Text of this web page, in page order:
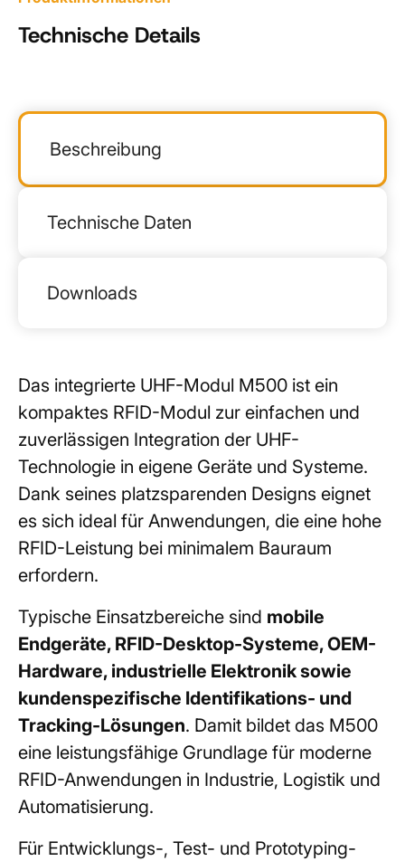
Technische Details
Beschreibung
Technische Daten
Downloads
Das integrierte UHF-Modul M500 ist ein
kompaktes RFID-Modul zur einfachen und
zuverlässigen Integration der UHF-
Technologie in eigene Geräte und Systeme.
Dank seines platzsparenden Designs eignet
es sich ideal für Anwendungen, die eine hohe
RFID-Leistung bei minimalem Bauraum
erfordern.
Typische Einsatzbereiche sind mobile
Endgeräte, RFID-Desktop-Systeme, OEM-
Hardware, industrielle Elektronik sowie
kundenspezifische Identifikations- und
Tracking-Lösungen. Damit bildet das M500
eine leistungsfähige Grundlage für moderne
RFID-Anwendungen in Industrie, Logistik und
Automatisierung.
Für Entwicklungs-, Test- und Prototyping-